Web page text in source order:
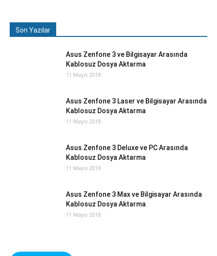
Son Yazılar
Asus Zenfone 3 ve Bilgisayar Arasında
Kablosuz Dosya Aktarma
11 Mayıs 2018
Asus Zenfone 3 Laser ve Bilgisayar Arasında
Kablosuz Dosya Aktarma
11 Mayıs 2018
Asus Zenfone 3 Deluxe ve PC Arasında
Kablosuz Dosya Aktarma
11 Mayıs 2018
Asus Zenfone 3 Max ve Bilgisayar Arasında
Kablosuz Dosya Aktarma
11 Mayıs 2018